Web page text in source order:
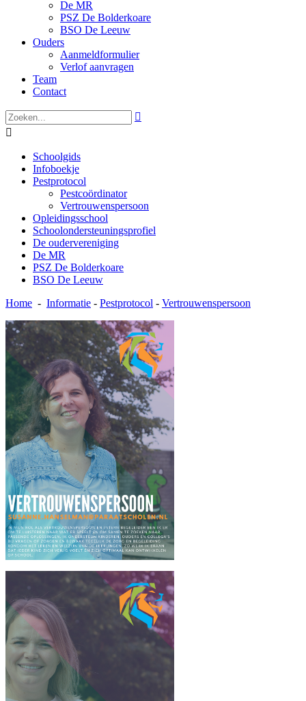
De MR
PSZ De Bolderkoare
BSO De Leeuw
Ouders
Aanmeldformulier
Verlof aanvragen
Team
Contact


Schoolgids
Infoboekje
Pestprotocol
Pestcoördinator
Vertrouwenspersoon
Opleidingsschool
Schoolondersteuningsprofiel
De oudervereniging
De MR
PSZ De Bolderkoare
BSO De Leeuw
Home - Informatie - Pestprotocol - Vertrouwenspersoon